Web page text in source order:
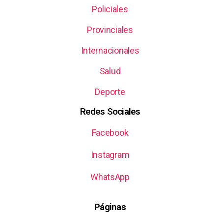
Policiales
Provinciales
Internacionales
Salud
Deporte
Redes Sociales
Facebook
Instagram
WhatsApp
Páginas